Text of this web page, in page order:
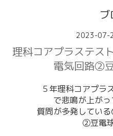
2023-07-
理科コアプラステス
電気回路②
５年理科コアプラ
で悲鳴が上が
質問が多発している
②豆電